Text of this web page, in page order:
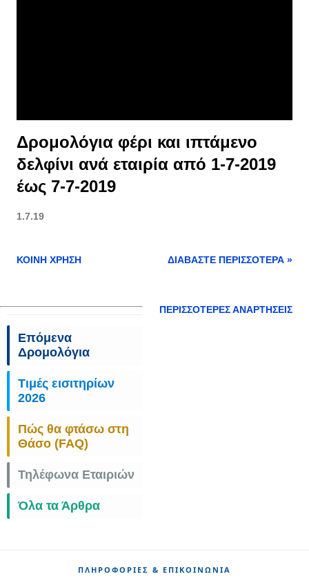
Δρομολόγια φέρι και ιπτάμενο
δελφίνι ανά εταιρία από 1-7-2019
έως 7-7-2019
1.7.19
ΚΟΙΝΉ ΧΡΉΣΗ ΔΙΑΒΆΣΤΕ ΠΕΡΙΣΣΌΤΕΡΑ »
ΠΕΡΙΣΣΌΤΕΡΕΣ ΑΝΑΡΤΉΣΕΙΣ
Επόμενα
Δρομολόγια
Τιμές εισιτηρίων
2026
Πώς θα φτάσω στη
Θάσο (FAQ)
Τηλέφωνα Εταιριών
Όλα τα Άρθρα
ΠΛΗΡΟΦΟΡΊΕΣ & ΕΠΙΚΟΙΝΩΝΊΑ